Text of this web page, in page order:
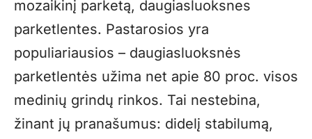
mozaikinį parketą, daugiasluoksnes
parketlentes. Pastarosios yra
populiariausios – daugiasluoksnės
parketlentės užima net apie 80 proc. visos
medinių grindų rinkos. Tai nestebina,
žinant jų pranašumus: didelį stabilumą,